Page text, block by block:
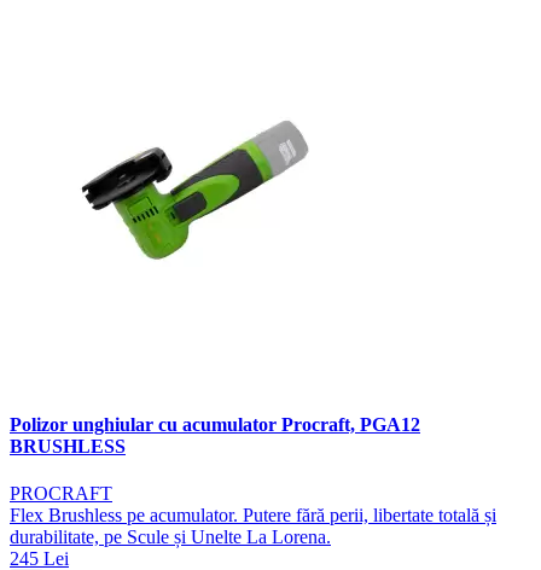
Polizor unghiular cu acumulator Procraft, PGA12
BRUSHLESS
PROCRAFT
Flex Brushless pe acumulator. Putere fără perii, libertate totală și
durabilitate, pe Scule și Unelte La Lorena.
245 Lei